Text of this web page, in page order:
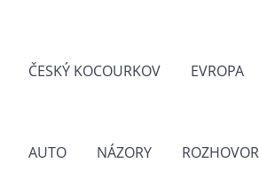
ČESKÝ KOCOURKOV EVROPA
AUTO NÁZORY